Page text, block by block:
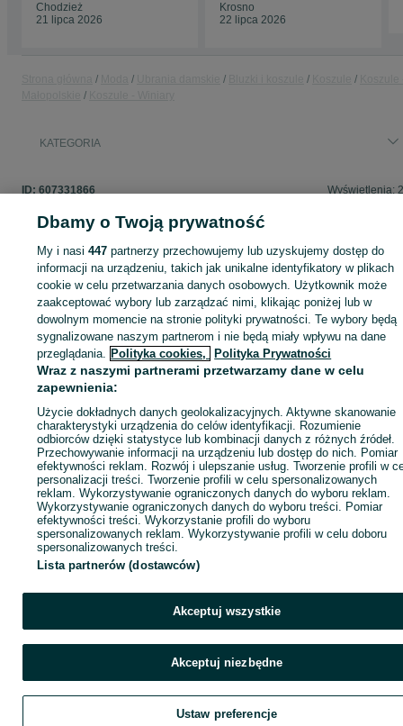
Chodzież
21 lipca 2026
Krosno
22 lipca 2026
KATEGORIA
ID: 607331866 Wyświetlenia:
Zaloguj się lub załóż konto na OLX, aby skontaktować się z
sprzedającym
Zaloguj się / Załóż konto
Wyślij wiadomość
Dbamy o Twoją prywatność
My i nasi447 partnerzy przechowujemy lub uzyskujemy dostęp do
informacji na urządzeniu, takich jak unikalne identyfikatory w plikach
cookie w celu przetwarzania danych osobowych. Użytkownik może
zaakceptować wybory lub zarządzać nimi, klikając poniżej lub w
dowolnym momencie na stronie polityki prywatności. Te wybory będą
sygnalizowane naszym partnerom i nie będą miały wpływu na dane
przeglądania. Polityka cookies, Polityka Prywatności
Wraz z naszymi partnerami przetwarzamy dane w celu
zapewnienia:
Użycie dokładnych danych geolokalizacyjnych. Aktywne skanowanie
charakterystyki urządzenia do celów identyfikacji. Rozumienie
odbiorców dzięki statystyce lub kombinacji danych z różnych źródeł.
Przechowywanie informacji na urządzeniu lub dostęp do nich. Pomiar
efektywności reklam. Rozwój i ulepszanie usług. Tworzenie profili w
personalizacji treści. Tworzenie profili w celu spersonalizowanych
reklam. Wykorzystywanie ograniczonych danych do wyboru reklam.
Wykorzystywanie ograniczonych danych do wyboru treści. Pomiar
efektywności treści. Wykorzystanie profili do wyboru
spersonalizowanych reklam. Wykorzystywanie profili w celu doboru
spersonalizowanych treści.
Lista partnerów (dostawców)
Akceptuj wszystkie
Akceptuj niezbędne
Ustaw preferencje